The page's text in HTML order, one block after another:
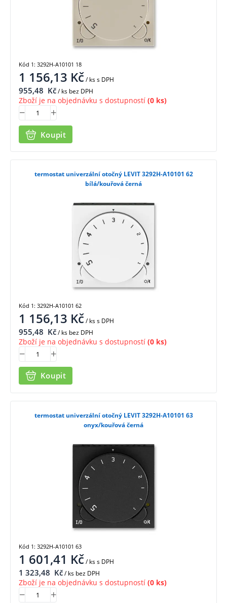
1 156,13 Kč/ kss DPH
955,48 Kč/ ks bez DPH
Zboží je na objednávku s dostupností (0 ks)
Koupit
Kód 1: 3292H-A10101 18
termostat univerzální otočný LEVIT 3292H-A10101 62
bílá/kouřová černá
1 156,13 Kč/ kss DPH
955,48 Kč/ ks bez DPH
Zboží je na objednávku s dostupností (0 ks)
Koupit
Kód 1: 3292H-A10101 62
termostat univerzální otočný LEVIT 3292H-A10101 63
onyx/kouřová černá
1 601,41 Kč/ kss DPH
1 323,48 Kč/ ks bez DPH
Zboží je na objednávku s dostupností (0 ks)
Kód 1: 3292H-A10101 63